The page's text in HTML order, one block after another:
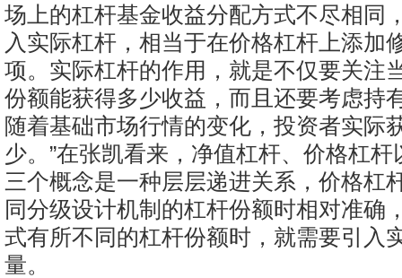
场上的杠杆基金收益分配方式不尽相同
入实际杠杆，相当于在价格杠杆上添加
项。实际杠杆的作用，就是不仅要关注
份额能获得多少收益，而且还要考虑持
随着基础市场行情的变化，投资者实际
少。”在张凯看来，净值杠杆、价格杠
三个概念是一种层层递进关系，价格杠
同分级设计机制的杠杆份额时相对准确
式有所不同的杠杆份额时，就需要引入
量。